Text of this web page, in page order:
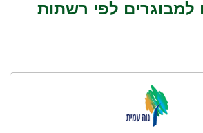
למבוגרים לפי רשתות